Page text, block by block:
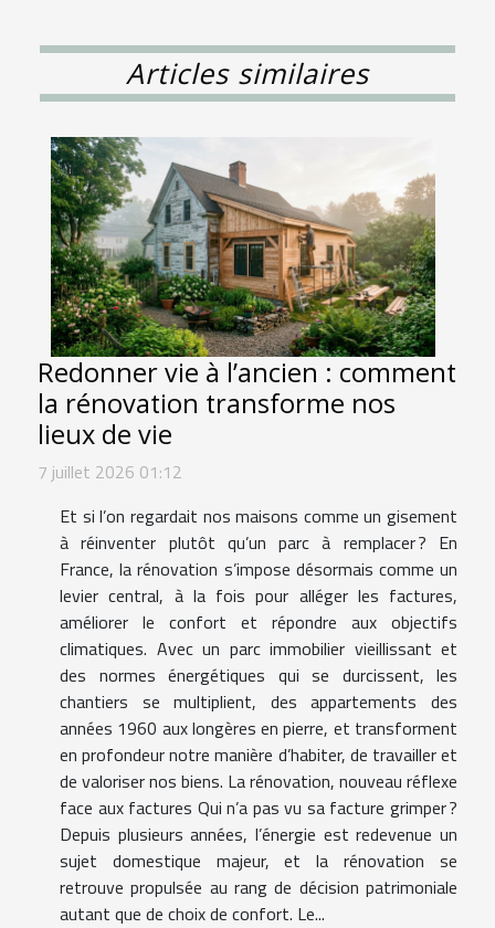
Articles similaires
Redonner vie à l’ancien : comment
la rénovation transforme nos
lieux de vie
7 juillet 2026 01:12
Et si l’on regardait nos maisons comme un gisement
à réinventer plutôt qu’un parc à remplacer ? En
France, la rénovation s’impose désormais comme un
levier central, à la fois pour alléger les factures,
améliorer le confort et répondre aux objectifs
climatiques. Avec un parc immobilier vieillissant et
des normes énergétiques qui se durcissent, les
chantiers se multiplient, des appartements des
années 1960 aux longères en pierre, et transforment
en profondeur notre manière d’habiter, de travailler et
de valoriser nos biens. La rénovation, nouveau réflexe
face aux factures Qui n’a pas vu sa facture grimper ?
Depuis plusieurs années, l’énergie est redevenue un
sujet domestique majeur, et la rénovation se
retrouve propulsée au rang de décision patrimoniale
autant que de choix de confort. Le...